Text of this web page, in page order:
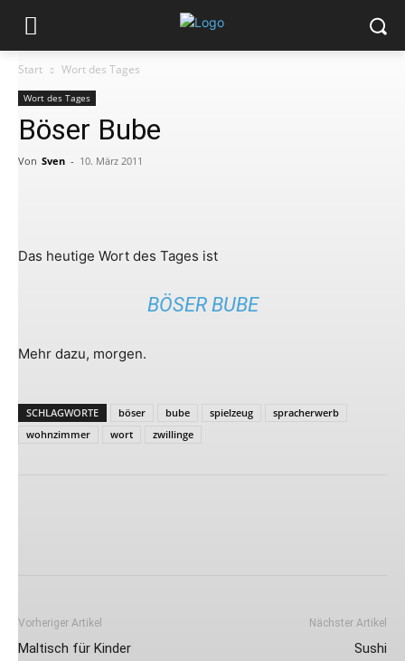
Start Wort des Tages
Wort des Tages
Böser Bube
Von Sven - 10. März 2011
Das heutige Wort des Tages ist
BÖSER BUBE
Mehr dazu, morgen.
SCHLAGWORTE böser bube spielzeug
spracherwerb
wohnzimmer
wort zwillinge
Vorheriger Artikel
Maltisch für Kinder
Nächster Artikel
Sushi